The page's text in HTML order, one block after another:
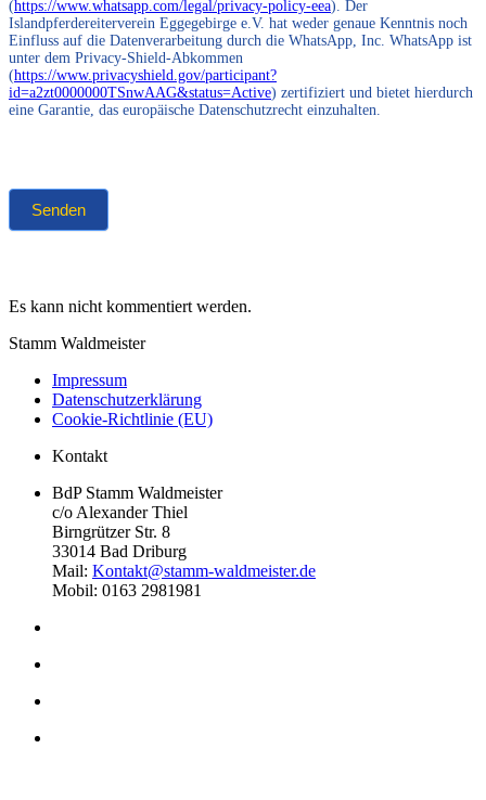
(https://www.whatsapp.com/legal/privacy-policy-eea). Der
Islandpferdereiterverein Eggegebirge e.V. hat weder genaue Kenntnis noch
Einfluss auf die Datenverarbeitung durch die WhatsApp, Inc. WhatsApp ist
unter dem Privacy-Shield-Abkommen
(https://www.privacyshield.gov/participant?
id=a2zt0000000TSnwAAG&status=Active) zertifiziert und bietet hierdurch
eine Garantie, das europäische Datenschutzrecht einzuhalten.
Senden
Es kann nicht kommentiert werden.
Stamm Waldmeister
Impressum
Datenschutzerklärung
Cookie-Richtlinie (EU)
Kontakt
BdP Stamm Waldmeister
c/o Alexander Thiel
Birngrützer Str. 8
33014 Bad Driburg
Mail: Kontakt@stamm-waldmeister.de
Mobil: 0163 2981981